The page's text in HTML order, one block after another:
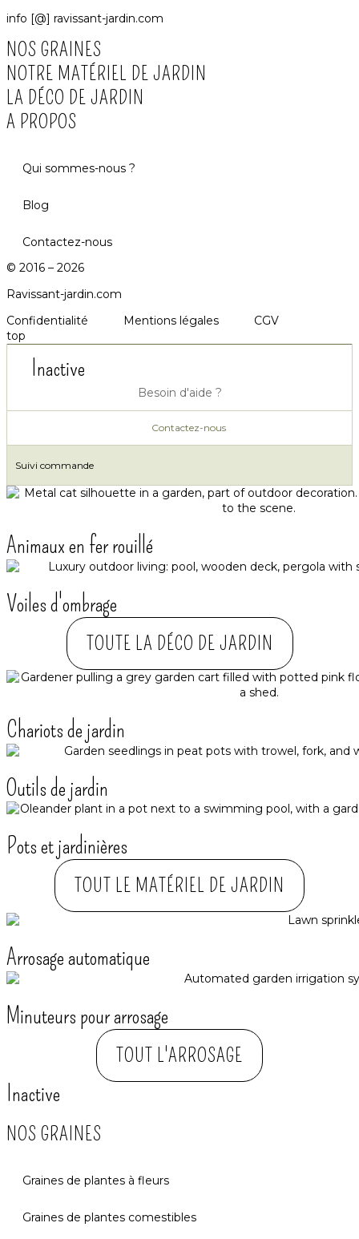
info [@] ravissant-jardin.com
NOS GRAINES
NOTRE MATÉRIEL DE JARDIN
LA DÉCO DE JARDIN
A PROPOS
Qui sommes-nous ?
Blog
Contactez-nous
© 2016 – 2026
Ravissant-jardin.com
Confidentialité
Mentions légales
CGV
top
Inactive
Besoin d'aide ?
Contactez-nous
Suivi commande
Animaux en fer rouillé
Voiles d'ombrage
TOUTE LA DÉCO DE JARDIN
Chariots de jardin
Outils de jardin
Pots et jardinières
TOUT LE MATÉRIEL DE JARDIN
Arrosage automatique​
Minuteurs pour arrosage
TOUT L'ARROSAGE
Inactive
NOS GRAINES
Graines de plantes à fleurs
Graines de plantes comestibles